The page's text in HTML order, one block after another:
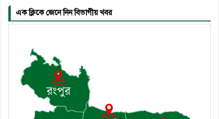
৬। জেলা পুলিশ সুপার থেকে সম্মাননা
৭। দাউদকান্দিতে উপজেলা আইন-
শৃঙ্খলা কমিটির মাসিক সভা অনুষ্ঠিত
এক ক্লিকে জেনে নিন বিভাগীয় খবর